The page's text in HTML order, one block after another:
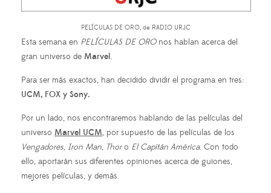
PELÍCULAS DE ORO, de RADIO URJC
Esta semana en PELÍCULAS DE OROnos hablan acerca del
gran universo de Marvel.
Para ser más exactos, han decidido dividir el programa en tres:
UCM, FOX y Sony.
Por un lado, nos encontraremos hablando de las películas del
universo Marvel UCM, por supuesto de las películas de los
Vengadores, Iron Man, Thoro El Capitán América. Con todo
ello, aportarán sus diferentes opiniones acerca de guiones,
mejores películas, y demás.